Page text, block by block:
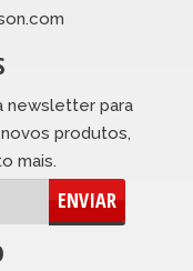
newsletter para
produtos,
mais.
ENVIAR